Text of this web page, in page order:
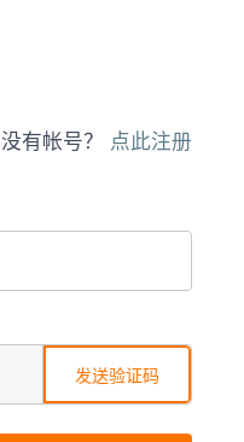
没有帐号？ 点此注册
发送验证码